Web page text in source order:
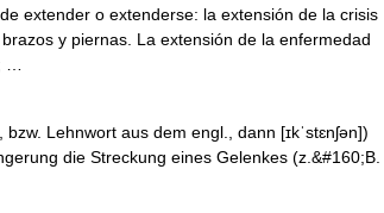
extender o extenderse: la extensión de la crisis
y piernas. La extensión de la enfermedad
…
Lehnwort aus dem engl., dann [ɪkˈstɛnʃən])
die Streckung eines Gelenkes (z.&#160;B.